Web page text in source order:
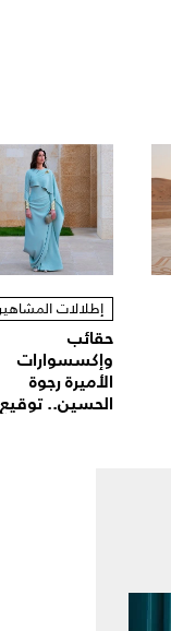
إطلالات
حقائب
وإكسسوارات
الأميرة رجوة
الحسين..